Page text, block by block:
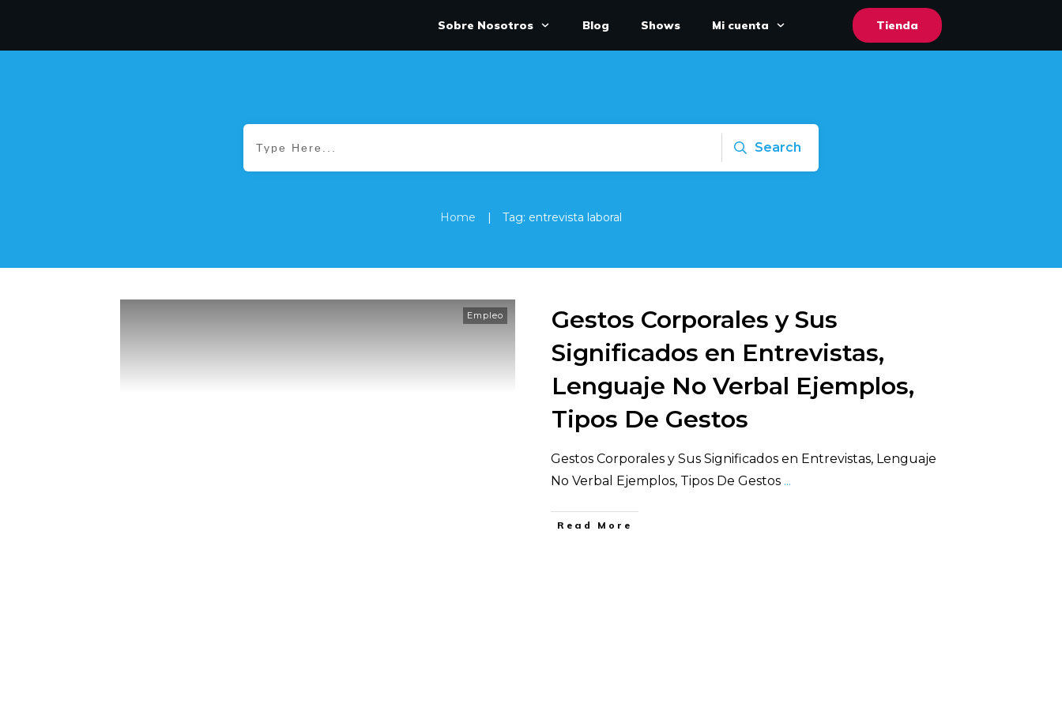
Sobre Nosotros Blog Shows Mi cuenta Tienda
Search
Home | Tag: entrevista laboral
Empleo
Gestos Corporales y Sus
Significados en Entrevistas,
Lenguaje No Verbal Ejemplos,
Tipos De Gestos
Gestos Corporales y Sus Significados en Entrevistas, Lenguaje
No Verbal Ejemplos, Tipos De Gestos ...
​Read More